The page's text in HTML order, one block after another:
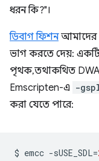
ধরন কি?"।
ডিবাগ ফিশনআমাদের
ভাগ করতে দেয়: একটি,
পৃথক, তথাকথিত
Emscripten-এ -
করা যেতে পারে:
$ emcc -sUSE_SDL=